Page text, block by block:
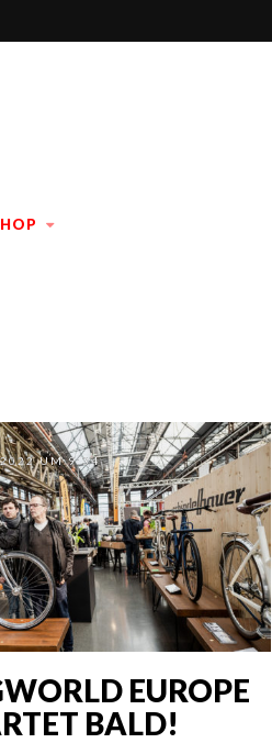
UM 9:34
EUROPE
BALD!